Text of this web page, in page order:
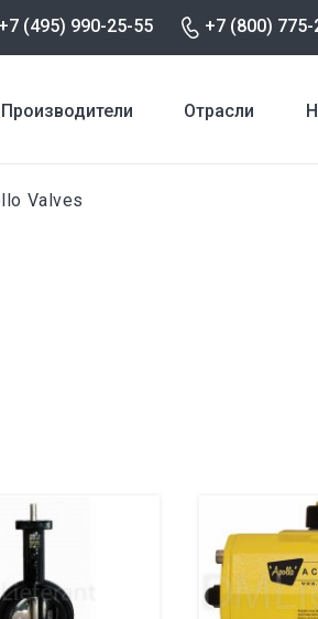
+7 (495) 990-25-55 +7 (800)
Производители Отрасли
Valves